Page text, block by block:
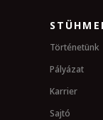
Történetünk
Pályázat
Karrier
Sajtó